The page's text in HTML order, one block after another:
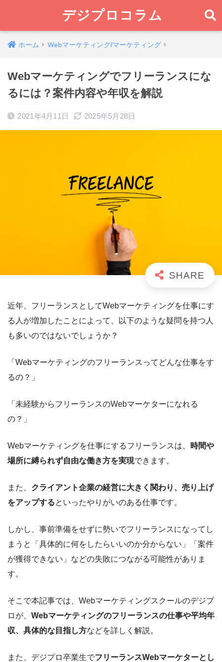
デジプロコラム
ホーム Webマーケティング/マーケティング
Webマーケティングでフリーランスにな
るには？案件内容や年収を解説
2021年4月11日 2025年5月28日
近年、フリーランスとしてWebマーケティングを仕事にす
る人が増加したことによって、以下のような疑問を持つ人
も多いのではないでしょうか？
「Webマーケティングのフリーランスってどんな仕事をす
るの？」
「未経験からフリーランスのWebマーケターになれる
の？」
Webマーケティングを仕事にするフリーランスは、
時間や
場所に縛られず自由な働き方を実現できます。
また、 クライアント企業の経営に大きく関わり、売り上げ
をアップするといったやりがいのある仕事です。
しかし、事前準備をせずに勢いでフリーランスになってし
まうと「具体的に何をしたらいいのか分からない」「案件
が獲得できない」などの失敗につながる可能性がありま
す。
そこで本記事では、Webマーケティングスクールのデジプ
ロが、 Webマーケティングのフリーランスの仕事や平均年
収、具体的な目指し方などを詳しく解説。
また、デジプロ卒業生でフリーランスWebマーケターとし